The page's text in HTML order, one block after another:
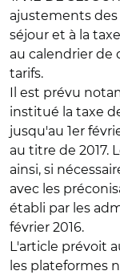
ajustements des
séjour et à la
au calendrier de
tarifs.
Il est prévu
institué la taxe
jusqu'au 1er
au titre de 2017.
ainsi, si
avec les
établi par les
février 2016.
L'article prévoit
les plateformes